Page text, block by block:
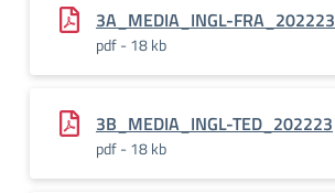
3A_MEDIA_INGL-FRA_202223
pdf - 18 kb
3B_MEDIA_INGL-TED_202223
pdf - 18 kb